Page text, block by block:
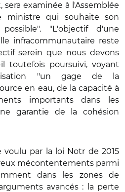
sera examinée à l'Assemblée
ministre qui souhaite son
"L'objectif d'une
infracommunautaire reste
serein que nous devons
toutefois poursuivi, voyant
"un gage de la
en eau, de la capacité à
importants dans les
garantie de la cohésion
voulu par la loi Notr de 2015
mécontentements parmi
dans les zones de
avancés : la perte